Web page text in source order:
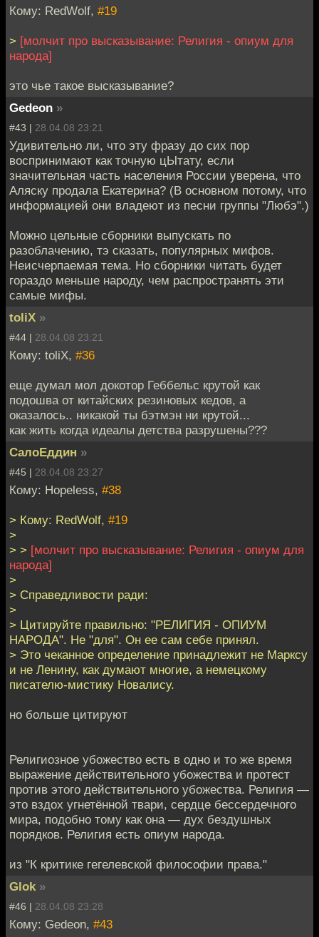
Кому: RedWolf, #19
> [молчит про высказывание: Религия - опиум для
народа]
это чье такое высказывание?
Gedeon »
#43 | 28.04.08 23:21
Удивительно ли, что эту фразу до сих пор
воспринимают как точную цЫтату, если
значительная часть населения России уверена, что
Аляску продала Екатерина? (В основном потому, что
информацией они владеют из песни группы "Любэ".)
Можно цельные сборники выпускать по
разоблачению, тэ сказать, популярных мифов.
Неисчерпаемая тема. Но сборники читать будет
гораздо меньше народу, чем распространять эти
самые мифы.
toliX »
#44 | 28.04.08 23:21
Кому: toliX, #36
еще думал мол докотор Геббельс крутой как
подошва от китайских резиновых кедов, а
оказалось.. никакой ты бэтмэн ни крутой...
как жить когда идеалы детства разрушены???
СалоЕддин »
#45 | 28.04.08 23:27
Кому: Hopeless, #38
> Кому: RedWolf, #19
>
> > [молчит про высказывание: Религия - опиум для
народа]
>
> Справедливости ради:
>
> Цитируйте правильно: "РЕЛИГИЯ - ОПИУМ
НАРОДА". Не "для". Он ее сам себе принял.
> Это чеканное определение принадлежит не Марксу
и не Ленину, как думают многие, а немецкому
писателю-мистику Новалису.
но больше цитируют
Религиозное убожество есть в одно и то же время
выражение действительного убожества и протест
против этого действительного убожества. Религия —
это вздох угнетённой твари, сердце бессердечного
мира, подобно тому как она — дух бездушных
порядков. Религия есть опиум народа.
из "К критике гегелевской философии права."
Glok »
#46 | 28.04.08 23:28
Кому: Gedeon, #43